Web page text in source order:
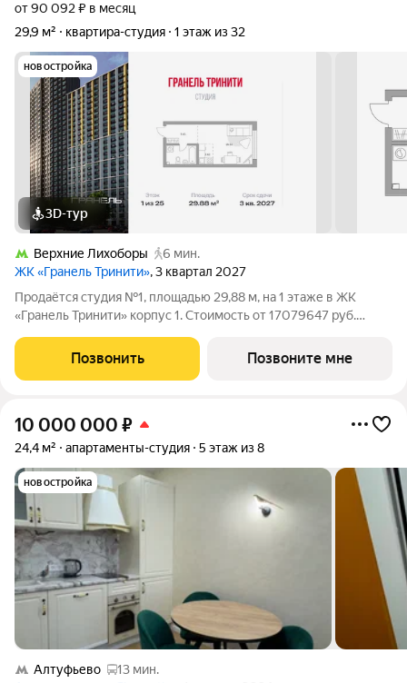
от 90 092 ₽ в месяц
29,9 м²
квартира-студия 1 этаж из 32
новостройка
3D-тур
Верхние Лихоборы
6 мин.
ЖК «Гранель Тринити», 3 квартал 2027
Продаётся студия №1, площадью 29,88 м, на 1 этаже в ЖК
«Гранель Тринити» корпус 1. Стоимость от 17079647 руб.
улицу. Жилой квартал «Гранель Тринити» расположен на
севере Москвы, в шаговой
Позвонить Позвоните мне
10 000 000 ₽
24,4 м² апартаменты-студия 5 этаж из 8
новостройка
Алтуфьево
13 мин.